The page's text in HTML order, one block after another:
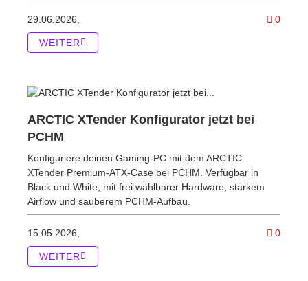
29.06.2026, 0
WEITER
ARCTIC XTender Konfigurator jetzt bei
PCHM
Konfiguriere deinen Gaming-PC mit dem ARCTIC
XTender Premium-ATX-Case bei PCHM. Verfügbar in
Black und White, mit frei wählbarer Hardware, starkem
Airflow und sauberem PCHM-Aufbau.
15.05.2026, 0
WEITER